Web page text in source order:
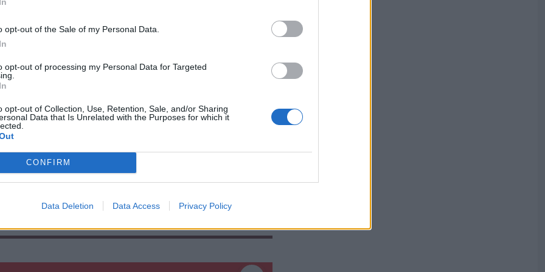
opt-out of the Sale of my Personal Data.
opt-out of processing my Personal Data for Targeted
opt-out of Collection, Use, Retention, Sale, and/or Sharing
Data that Is Unrelated with the Purposes for which it
CONFIRM
Data Deletion Data Access Privacy Policy
kézműveskedés lesz. A fogathajtó
ezt követi a hegyimentők által
megnyitója.
és humorestre várják a
A részletes program elérhető az esemény